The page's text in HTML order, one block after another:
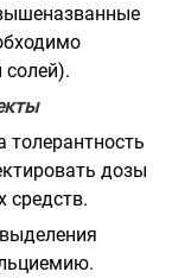
толерантность
дозы
средств.